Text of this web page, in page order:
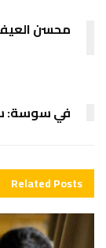
محسن
في سوسة:
RelatedPosts